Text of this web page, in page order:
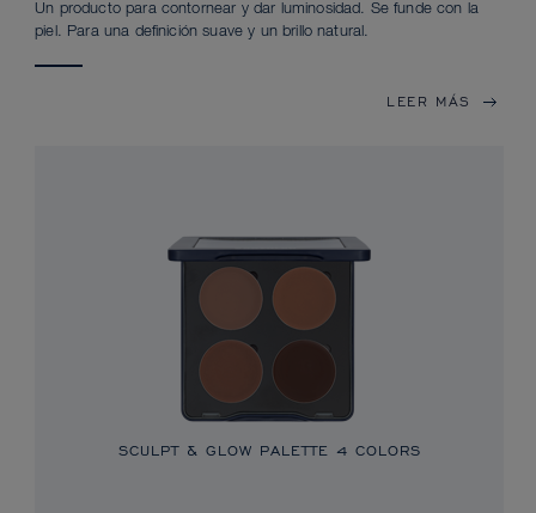
Un producto para contornear y dar luminosidad. Se funde con la
piel. Para una definición suave y un brillo natural.
LEER MÁS
SCULPT & GLOW PALETTE 4 COLORS